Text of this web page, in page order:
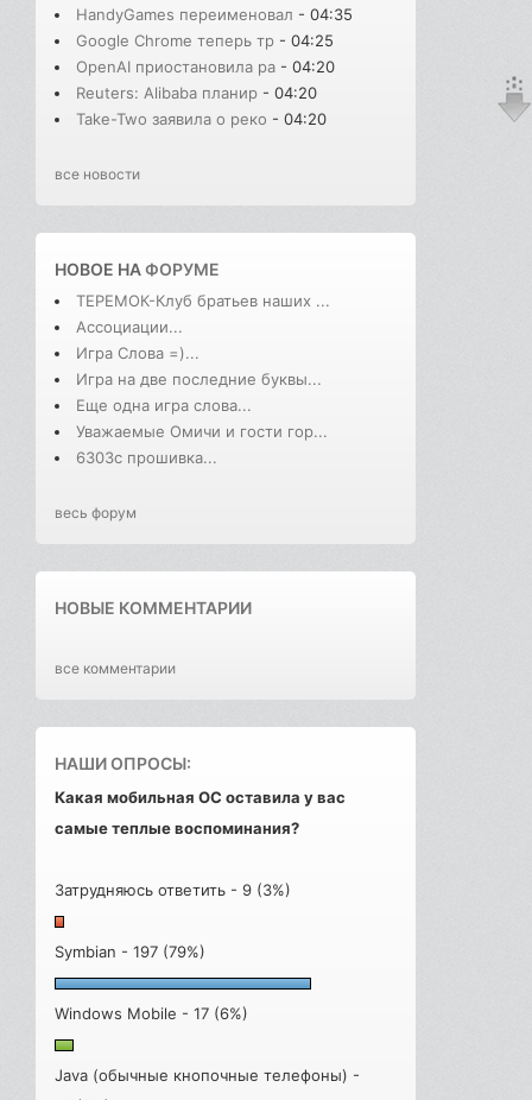
HandyGames переименовал - 04:35
Google Chrome теперь тр - 04:25
OpenAI приостановила ра - 04:20
Reuters: Alibaba планир - 04:20
Take-Two заявила о реко - 04:20
все новости
НОВОЕ НАФОРУМЕ
ТЕРЕМОК-Клуб братьев наших ...
Ассоциации...
Игра Слова =)...
Игра на две последние буквы...
Еще одна игра слова...
Уважаемые Омичи и гости гор...
6303с прошивка...
весь форум
НОВЫЕ КОММЕНТАРИИ
все комментарии
НАШИ ОПРОСЫ:
Какая мобильная ОС оставила у вас
самые теплые воспоминания?
Затрудняюсь ответить - 9 (3%)
Symbian - 197 (79%)
Windows Mobile - 17 (6%)
Java (обычные кнопочные телефоны) -